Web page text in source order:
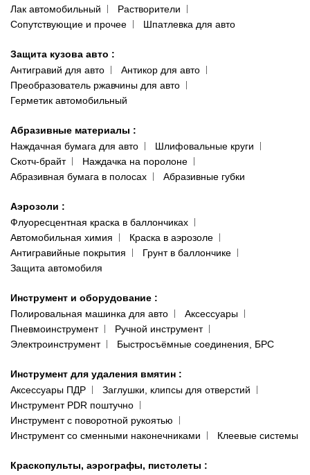
Лак автомобильный
Растворители
Сопутствующие и прочее
Шпатлевка для авто
Защита кузова авто :
Антигравий для авто
Антикор для авто
Преобразователь ржавчины для авто
Герметик автомобильный
Абразивные материалы :
Наждачная бумага для авто
Шлифовальные круги
Скотч-брайт
Наждачка на поролоне
Абразивная бумага в полосах
Абразивные губки
Аэрозоли :
Флуоресцентная краска в баллончиках
Автомобильная химия
Краска в аэрозоле
Антигравийные покрытия
Грунт в баллончике
Защита автомобиля
Инструмент и оборудование :
Полировальная машинка для авто
Аксессуары
Пневмоинструмент
Ручной инструмент
Электроинструмент
Быстросъёмные соединения, БРС
Инструмент для удаления вмятин :
Аксессуары ПДР
Заглушки, клипсы для отверстий
Инструмент PDR поштучно
Инструмент с поворотной рукоятью
Инструмент со сменными наконечниками
Клеевые системы
Краскопульты, аэрографы, пистолеты :